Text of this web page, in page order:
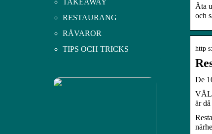
Äta
och
http
De
är
TAKEAWAY
RESTAURANG
RÅVAROR
TIPS OCH TRICKS